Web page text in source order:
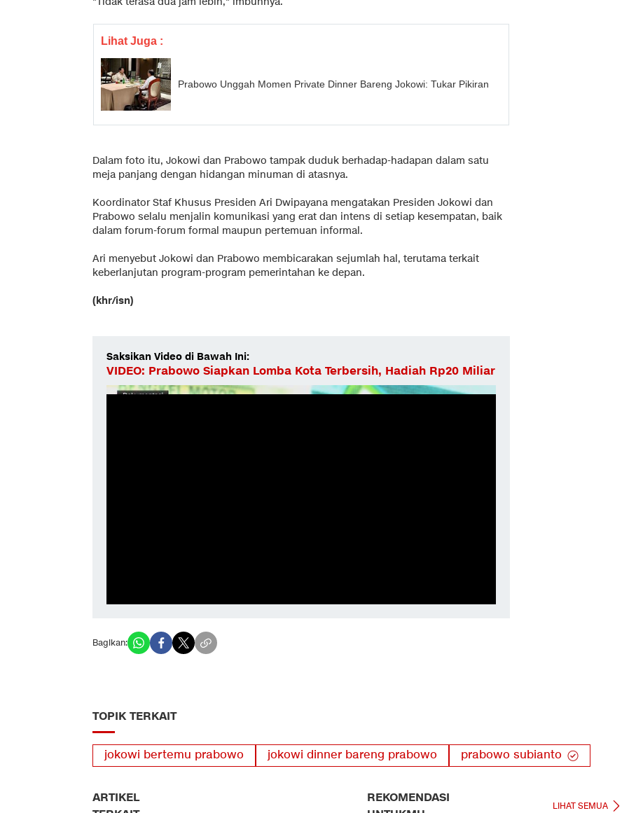
Lihat Juga :
Prabowo Unggah Momen Private Dinner Bareng Jokowi: Tukar Pikiran
Dalam foto itu, Jokowi dan Prabowo tampak duduk berhadap-hadapan dalam satu
meja panjang dengan hidangan minuman di atasnya.
Koordinator Staf Khusus Presiden Ari Dwipayana mengatakan Presiden Jokowi dan
Prabowo selalu menjalin komunikasi yang erat dan intens di setiap kesempatan, baik
dalam forum-forum formal maupun pertemuan informal.
Ari menyebut Jokowi dan Prabowo membicarakan sejumlah hal, terutama terkait
keberlanjutan program-program pemerintahan ke depan.
(khr/isn)
Saksikan Video di Bawah Ini:
VIDEO: Prabowo Siapkan Lomba Kota Terbersih, Hadiah Rp20 Miliar
Bagikan:
TOPIK TERKAIT
jokowi bertemu prabowo jokowi dinner bareng prabowo prabowo subianto
ARTIKEL
REKOMENDASI
LIHAT SEMUA